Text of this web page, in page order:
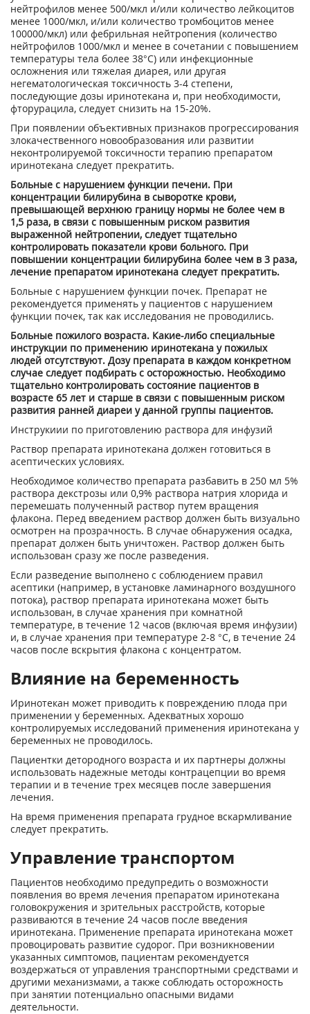
нейтрофилов менее 500/мкл и/или количество лейкоцитов
менее 1000/мкл, и/или количество тромбоцитов менее
100000/мкл) или фебрильная нейтропения (количество
нейтрофилов 1000/мкл и менее в сочетании с повышением
температуры тела более 38°С) или инфекционные
осложнения или тяжелая диарея, или другая
негематологическая токсичность 3-4 степени,
последующие дозы иринотекана и, при необходимости,
фторурацила, следует снизить на 15-20%.
При появлении объективных признаков прогрессирования
злокачественного новообразования или развитии
неконтролируемой токсичности терапию препаратом
иринотекана следует прекратить.
Больные с нарушением функции печени. При
концентрации билирубина в сыворотке крови,
превышающей верхнюю границу нормы не более чем в
1,5 раза, в связи с повышенным риском развития
выраженной нейтропении, следует тщательно
контролировать показатели крови больного. При
повышении концентрации билирубина более чем в 3 раза,
лечение препаратом иринотекана следует прекратить.
Больные с нарушением функции почек. Препарат не
рекомендуется применять у пациентов с нарушением
функции почек, так как исследования не проводились.
Больные пожилого возраста. Какие-либо специальные
инструкции по применению иринотекана у пожилых
людей отсутствуют. Дозу препарата в каждом конкретном
случае следует подбирать с осторожностью. Необходимо
тщательно контролировать состояние пациентов в
возрасте 65 лет и старше в связи с повышенным риском
развития ранней диареи у данной группы пациентов.
Инструкиии по приготовлению раствора для инфузий
Раствор препарата иринотекана должен готовиться в
асептических условиях.
Необходимое количество препарата разбавить в 250 мл 5%
раствора декстрозы или 0,9% раствора натрия хлорида и
перемешать полученный раствор путем вращения
флакона. Перед введением раствор должен быть визуально
осмотрен на прозрачность. В случае обнаружения осадка,
препарат должен быть уничтожен. Раствор должен быть
использован сразу же после разведения.
Если разведение выполнено с соблюдением правил
асептики (например, в установке ламинарного воздушного
потока), раствор препарата иринотекана может быть
использован, в случае хранения при комнатной
температуре, в течение 12 часов (включая время инфузии)
и, в случае хранения при температуре 2-8 °С, в течение 24
часов после вскрытия флакона с концентратом.
Влияние на беременность
Иринотекан может приводить к повреждению плода при
применении у беременных. Адекватных хорошо
контролируемых исследований применения иринотекана у
беременных не проводилось.
Пациентки детородного возраста и их партнеры должны
использовать надежные методы контрацепции во время
терапии и в течение трех месяцев после завершения
лечения.
На время применения препарата грудное вскармливание
следует прекратить.
Управление транспортом
Пациентов необходимо предупредить о возможности
появления во время лечения препаратом иринотекана
головокружения и зрительных расстройств, которые
развиваются в течение 24 часов после введения
иринотекана. Применение препарата иринотекана может
провоцировать развитие судорог. При возникновении
указанных симптомов, пациентам рекомендуется
воздержаться от управления транспортными средствами и
другими механизмами, а также соблюдать осторожность
при занятии потенциально опасными видами
деятельности.